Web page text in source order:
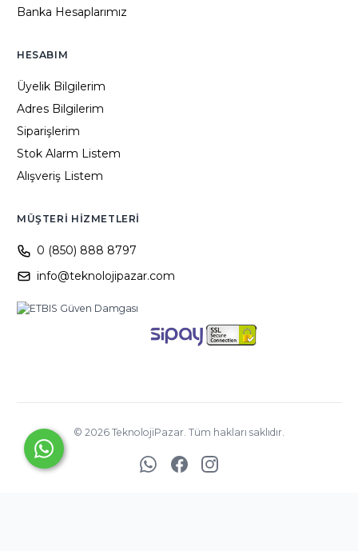
Banka Hesaplarımız
HESABIM
Üyelik Bilgilerim
Adres Bilgilerim
Siparişlerim
Stok Alarm Listem
Alışveriş Listem
MÜŞTERI HIZMETLERI
0 (850) 888 8797
info@teknolojipazar.com
© 2026 TeknolojiPazar. Tüm hakları saklıdır.